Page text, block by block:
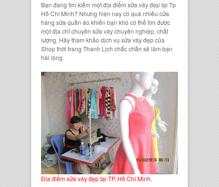
Bạn đang tìm kiếm mộtđịa điểm sửa váy đẹp tại Tp
Hồ Chí Minh? Nhưng hiện nay có quá nhiều cửa
hàng sửa quần áo khiến bạn khó có thể tìm được
mộtđịa chỉ chuyên sửa váy chuyên nghiệp, chất
lượng. Hãy tham khảo dịch vụ sửa váy đẹp của
Shop thời trang Thanh Lịch chắc chắn sẽ làm bạn
hài lòng.
Địa điểm sửa váy đẹp tại TP. Hồ Chí Minh.